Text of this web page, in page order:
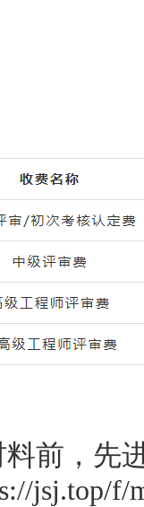
料前，先
jsj.top/f/